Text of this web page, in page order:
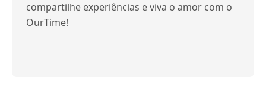
compartilhe experiências e viva o amor com o
OurTime!